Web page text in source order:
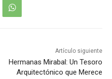
Artículo siguiente
Hermanas Mirabal: Un Tesoro
Arquitectónico que Merece